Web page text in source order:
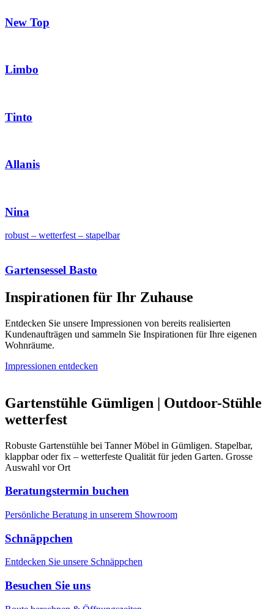
New Top
Limbo
Tinto
Allanis
Nina
robust – wetterfest – stapelbar
Gartensessel Basto
Inspirationen für Ihr Zuhause
Entdecken Sie unsere Impressionen von bereits realisierten
Kundenaufträgen und sammeln Sie Inspirationen für Ihre eigenen
Wohnräume.
Impressionen entdecken
Gartenstühle Gümligen | Outdoor-Stühle
wetterfest
Robuste Gartenstühle bei Tanner Möbel in Gümligen. Stapelbar,
klappbar oder fix – wetterfeste Qualität für jeden Garten. Grosse
Auswahl vor Ort
Beratungstermin buchen
Persönliche Beratung in unserem Showroom
Schnäppchen
Entdecken Sie unsere Schnäppchen
Besuchen Sie uns